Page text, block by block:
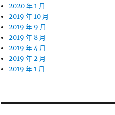
2020 年 1 月
2019 年 10 月
2019 年 9 月
2019 年 8 月
2019 年 4 月
2019 年 2 月
2019 年 1 月